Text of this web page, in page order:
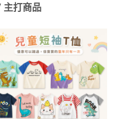
打商品